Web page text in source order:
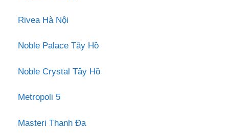
Rivea Hà Nội
Noble Palace Tây Hồ
Noble Crystal Tây Hồ
Metropoli 5
Masteri Thanh Đa